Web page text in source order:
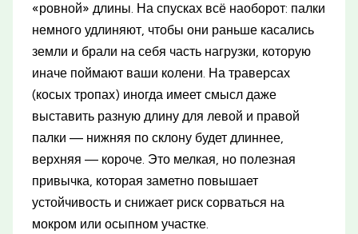
«ровной» длины. На спусках всё наоборот: палки
немного удлиняют, чтобы они раньше касались
земли и брали на себя часть нагрузки, которую
иначе поймают ваши колени. На траверсах
(косых тропах) иногда имеет смысл даже
выставить разную длину для левой и правой
палки — нижняя по склону будет длиннее,
верхняя — короче. Это мелкая, но полезная
привычка, которая заметно повышает
устойчивость и снижает риск сорваться на
мокром или осыпном участке.